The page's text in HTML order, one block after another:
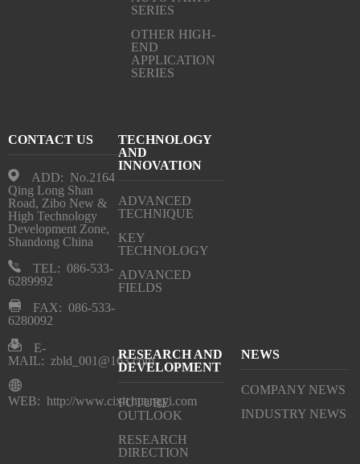
SERIES
OTHER HIGH-
END
APPLICATION
SERIES
CONTACT US
ADD: No.2164
Qing Long Shan
Road, Zibo New &
High Technology
Development Zone,
Shandong China
TEL: 086-533-
6289992
FAX: 086-533-
6280092
E-
MAIL: zbld_001@163.com
WEB: http://www.cixichuangyi.com
TECHNOLOGY
AND
INNOVATION
ADVANCED
TECHNIQUE
KEY
TECHNOLOGY
ADVANCED
FIELDS
RESEARCH AND
DEVELOPMENT
FUTURE
OUTLOOK
RESEARCH
DIRECTION
NEWS
COMPANY NEWS
INDUSTRY NEWS